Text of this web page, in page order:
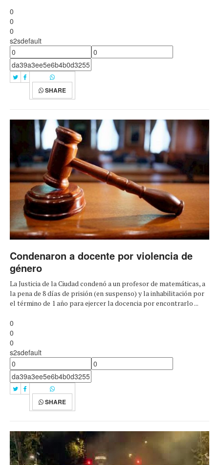
0
0
0
s2sdefault
SHARE
Condenaron a docente por violencia de
género
La Justicia de la Ciudad condenó a un profesor de matemáticas, a
la pena de 8 días de prisión (en suspenso) y la inhabilitación por
el término de 1 año para ejercer la docencia por encontrarlo ...
0
0
0
s2sdefault
SHARE